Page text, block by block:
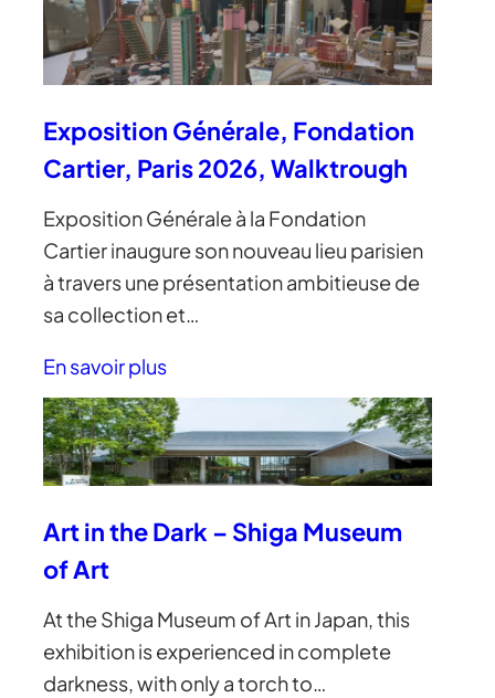
Exposition Générale, Fondation
Cartier, Paris 2026, Walktrough
Exposition Générale à la Fondation
Cartier inaugure son nouveau lieu parisien
à travers une présentation ambitieuse de
sa collection et…
En savoir plus
Art in the Dark – Shiga Museum
of Art
At the Shiga Museum of Art in Japan, this
exhibition is experienced in complete
darkness, with only a torch to…